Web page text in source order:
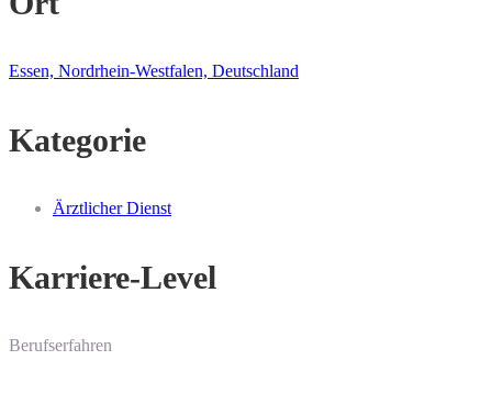
Essen, Nordrhein-Westfalen, Deutschland
Kategorie
Ärztlicher Dienst
Karriere-Level
Berufserfahren